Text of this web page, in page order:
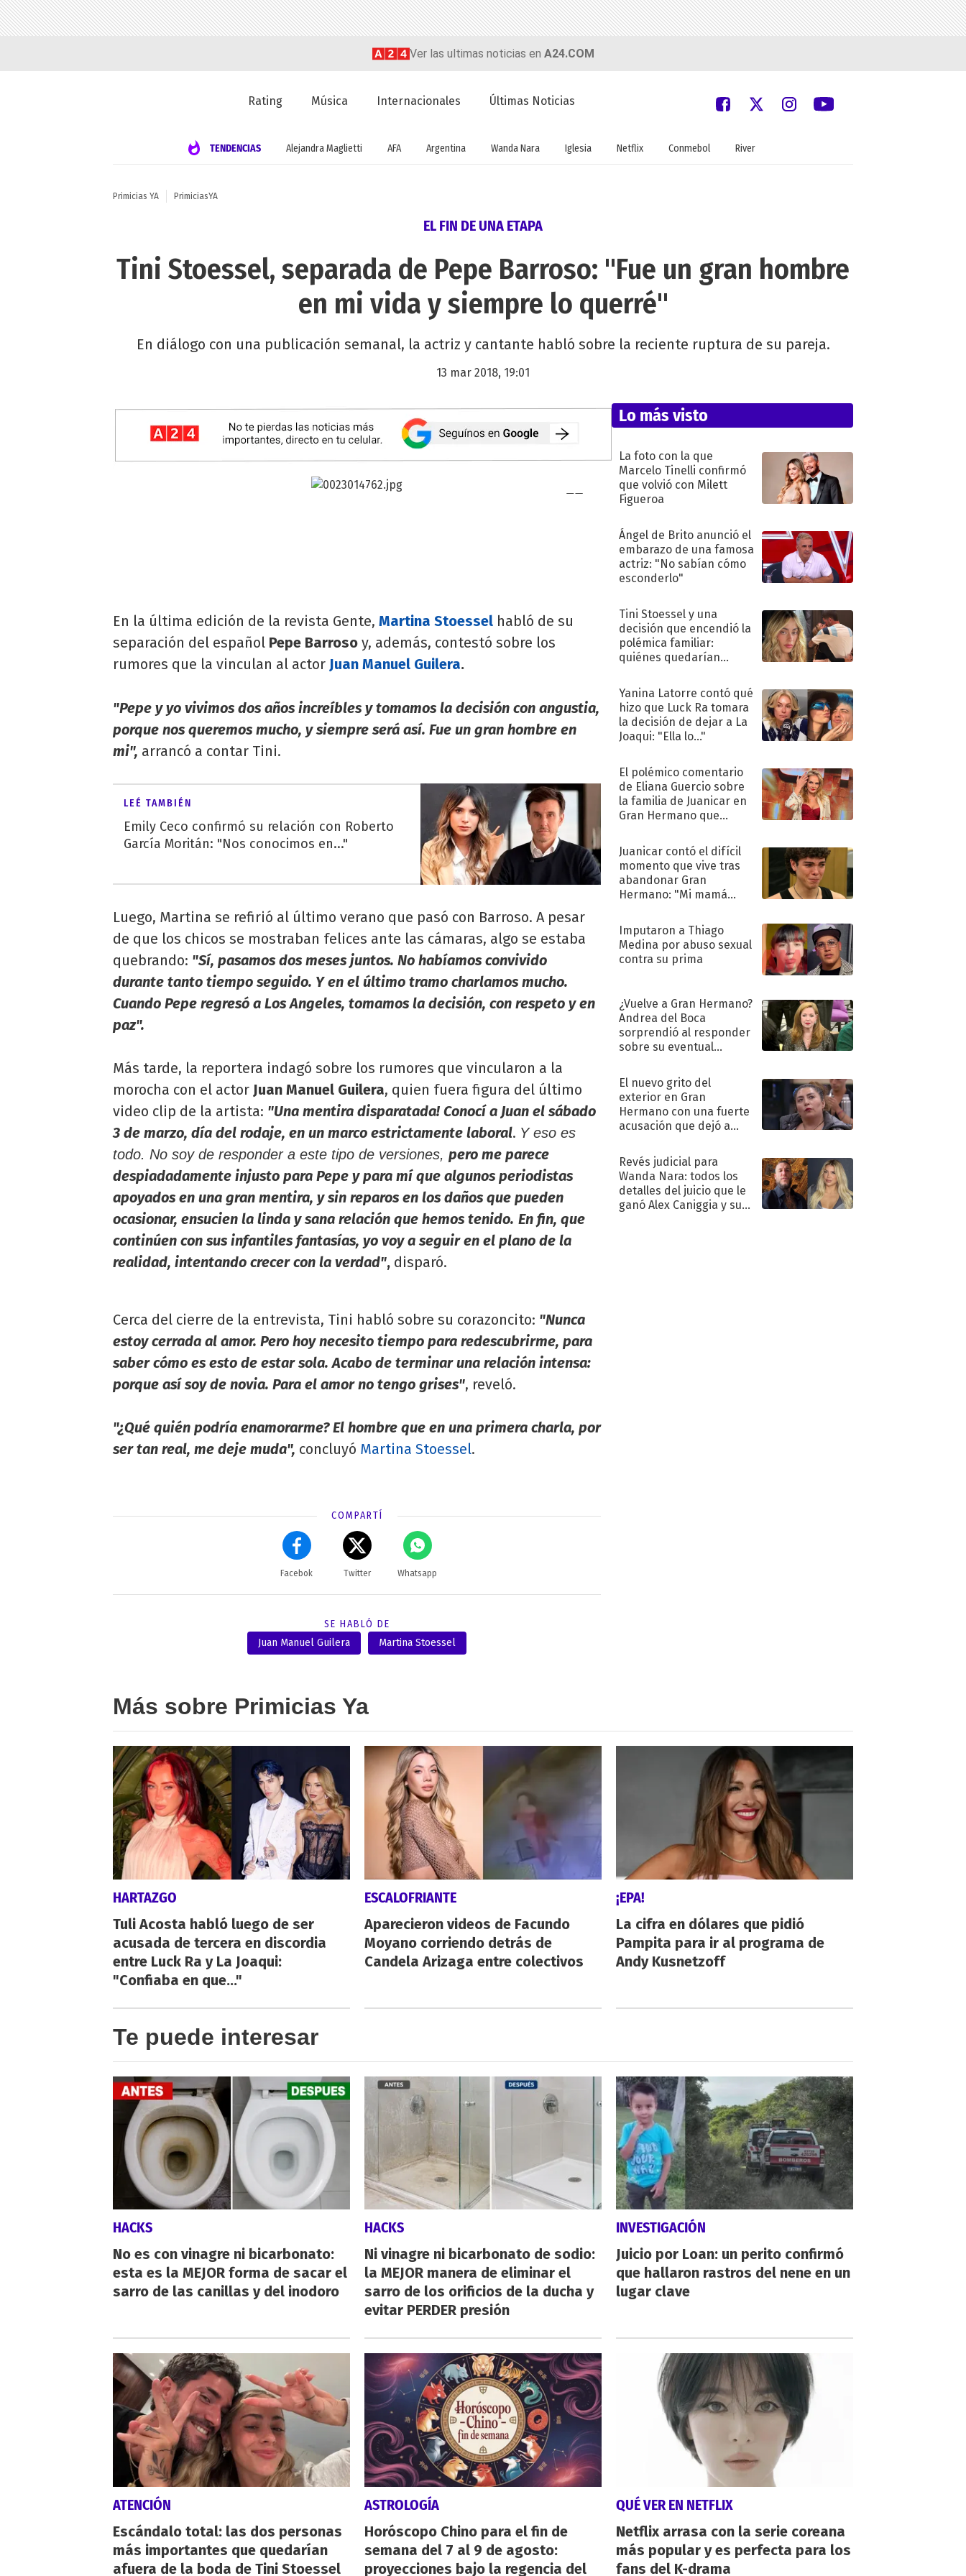
Ver las ultimas noticias en A24.COM
Rating Música Internacionales Últimas Noticias
TENDENCIAS Alejandra Maglietti AFA Argentina Wanda Nara Iglesia Netflix Conmebol River
Primicias YA PrimiciasYA
EL FIN DE UNA ETAPA
Tini Stoessel, separada de Pepe Barroso: "Fue un gran hombre
en mi vida y siempre lo querré"
En diálogo con una publicación semanal, la actriz y cantante habló sobre la reciente ruptura de su pareja.
13 mar 2018, 19:01
En la última edición de la revista Gente, Martina Stoessel habló de su
separación del español Pepe Barroso y, además, contestó sobre los
rumores que la vinculan al actor Juan Manuel Guilera.
"Pepe y yo vivimos dos años increíbles y tomamos la decisión con angustia,
porque nos queremos mucho, y siempre será así. Fue un gran hombre en
mi", arrancó a contar Tini.
LEÉ TAMBIÉN
Emily Ceco confirmó su relación con Roberto
García Moritán: "Nos conocimos en..."
Luego, Martina se refirió al último verano que pasó con Barroso. A pesar
de que los chicos se mostraban felices ante las cámaras, algo se estaba
quebrando: "Sí, pasamos dos meses juntos. No habíamos convivido
durante tanto tiempo seguido. Y en el último tramo charlamos mucho.
Cuando Pepe regresó a Los Angeles, tomamos la decisión, con respeto y en
paz".
Más tarde, la reportera indagó sobre los rumores que vincularon a la
morocha con el actor Juan Manuel Guilera, quien fuera figura del último
video clip de la artista: "Una mentira disparatada! Conocí a Juan el sábado
3 de marzo, día del rodaje, en un marco estrictamente laboral. Y eso es
todo. No soy de responder a este tipo de versiones, pero me parece
despiadadamente injusto para Pepe y para mí que algunos periodistas
apoyados en una gran mentira, y sin reparos en los daños que pueden
ocasionar, ensucien la linda y sana relación que hemos tenido. En fin, que
continúen con sus infantiles fantasías, yo voy a seguir en el plano de la
realidad, intentando crecer con la verdad", disparó.
Cerca del cierre de la entrevista, Tini habló sobre su corazoncito: "Nunca
estoy cerrada al amor. Pero hoy necesito tiempo para redescubrirme, para
saber cómo es esto de estar sola. Acabo de terminar una relación intensa:
porque así soy de novia. Para el amor no tengo grises", reveló.
"¿Qué quién podría enamorarme? El hombre que en una primera charla, por
ser tan real, me deje muda", concluyó Martina Stoessel.
COMPARTÍ
Facebok Twitter Whatsapp
SE HABLÓ DE
Juan Manuel Guilera
Martina Stoessel
Lo más visto
La foto con la que
Marcelo Tinelli confirmó
que volvió con Milett
Figueroa
Ángel de Brito anunció el
embarazo de una famosa
actriz: "No sabían cómo
esconderlo"
Tini Stoessel y una
decisión que encendió la
polémica familiar:
quiénes quedarían
Yanina Latorre contó qué
hizo que Luck Ra tomara
la decisión de dejar a La
Joaqui: "Ella lo..."
El polémico comentario
de Eliana Guercio sobre
la familia de Juanicar en
Gran Hermano que
Juanicar contó el difícil
momento que vive tras
abandonar Gran
Hermano: "Mi mamá
Imputaron a Thiago
Medina por abuso sexual
contra su prima
¿Vuelve a Gran Hermano?
Andrea del Boca
sorprendió al responder
sobre su eventual
El nuevo grito del
exterior en Gran
Hermano con una fuerte
acusación que dejó a
"Traidora"
Revés judicial para
Wanda Nara: todos los
detalles del juicio que le
ganó Alex Caniggia y sus
Más sobre Primicias Ya
HARTAZGO
Tuli Acosta habló luego de ser
acusada de tercera en discordia
entre Luck Ra y La Joaqui:
"Confiaba en que..."
ESCALOFRIANTE
Aparecieron videos de Facundo
Moyano corriendo detrás de
Candela Arizaga entre colectivos
¡EPA!
La cifra en dólares que pidió
Pampita para ir al programa de
Andy Kusnetzoff
Te puede interesar
HACKS
No es con vinagre ni bicarbonato:
esta es la MEJOR forma de sacar el
sarro de las canillas y del inodoro
HACKS
Ni vinagre ni bicarbonato de sodio:
la MEJOR manera de eliminar el
sarro de los orificios de la ducha y
evitar PERDER presión
INVESTIGACIÓN
Juicio por Loan: un perito confirmó
que hallaron rastros del nene en un
lugar clave
ATENCIÓN
Escándalo total: las dos personas
más importantes que quedarían
afuera de la boda de Tini Stoessel
ASTROLOGÍA
Horóscopo Chino para el fin de
semana del 7 al 9 de agosto:
proyecciones bajo la regencia del
QUÉ VER EN NETFLIX
Netflix arrasa con la serie coreana
más popular y es perfecta para los
fans del K-drama